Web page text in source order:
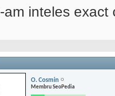
am inteles
O. Cosmin
Membru SeoPedia